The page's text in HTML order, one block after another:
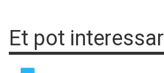
Et pot interessar